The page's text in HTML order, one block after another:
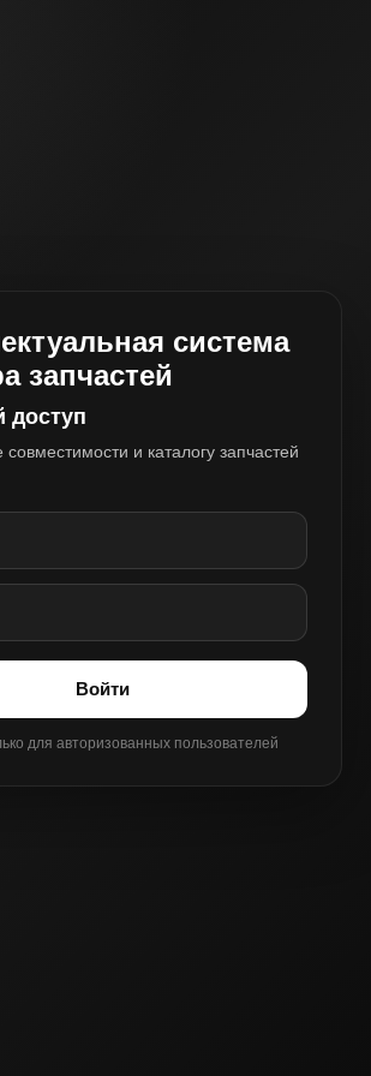
система
запчастей
доступ
совместимости и каталогу запчастей
Войти
для авторизованных пользователей